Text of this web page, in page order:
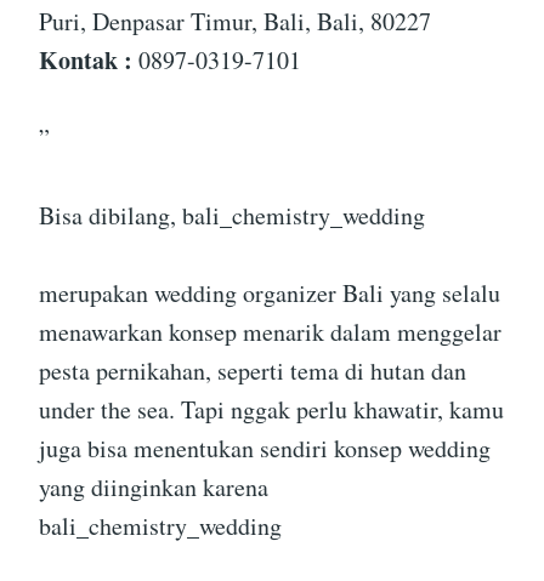
Puri, Denpasar Timur, Bali, Bali, 80227
Kontak : 0897-0319-7101
”
Bisa dibilang, bali_chemistry_wedding
merupakan wedding organizer Bali yang selalu
menawarkan konsep menarik dalam menggelar
pesta pernikahan, seperti tema di hutan dan
under the sea. Tapi nggak perlu khawatir, kamu
juga bisa menentukan sendiri konsep wedding
yang diinginkan karena
bali_chemistry_wedding